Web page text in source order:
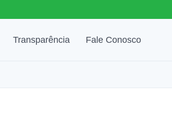
Transparência Fale Conosco